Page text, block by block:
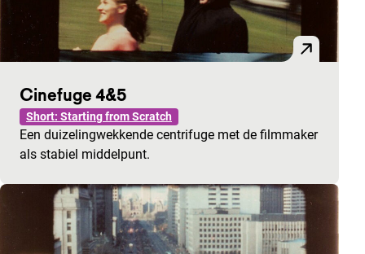
Cinefuge 4&5
Short: Starting from Scratch
Een duizelingwekkende centrifuge met de filmmaker
als stabiel middelpunt.